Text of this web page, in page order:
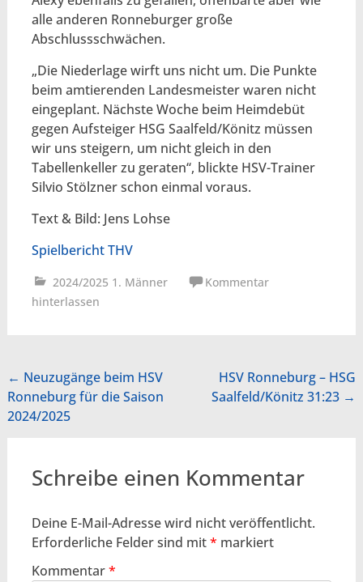
alle anderen Ronneburger große
Abschlussschwächen.
„Die Niederlage wirft uns nicht um. Die Punkte
beim amtierenden Landesmeister waren nicht
eingeplant. Nächste Woche beim Heimdebüt
gegen Aufsteiger HSG Saalfeld/Könitz müssen
wir uns steigern, um nicht gleich in den
Tabellenkeller zu geraten“, blickte HSV-Trainer
Silvio Stölzner schon einmal voraus.
Text & Bild: Jens Lohse
Spielbericht THV
2024/2025 1. Männer
Kommentar
hinterlassen
Beitragsnavigation
← Neuzugänge beim HSV
Ronneburg für die Saison
2024/2025
HSV Ronneburg – HSG
Saalfeld/Könitz 31:23 →
Schreibe einen Kommentar
Deine E-Mail-Adresse wird nicht veröffentlicht.
Erforderliche Felder sind mit* markiert
Kommentar*